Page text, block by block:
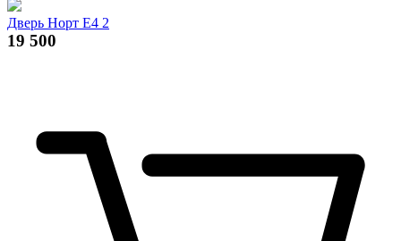
Дверь Норт Е4 2
19 500